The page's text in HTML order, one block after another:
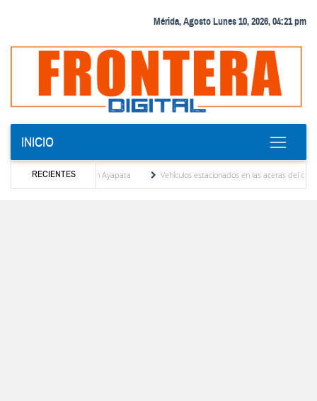
Mérida, Agosto Lunes 10, 2026, 04:21 pm
INICIO
RECIENTES
y Andy Younes en Ayapata
Vehículos estacionados en las aceras del centro